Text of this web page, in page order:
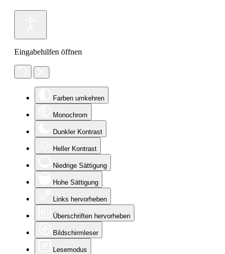
Eingabehilfen öffnen
Farben umkehren
Monochrom
Dunkler Kontrast
Heller Kontrast
Niedrige Sättigung
Hohe Sättigung
Links hervorheben
Überschriften hervorheben
Bildschirmleser
Lesemodus